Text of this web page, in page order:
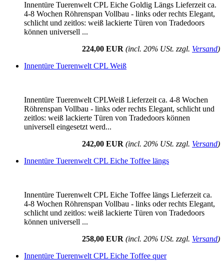
Innentüre Tuerenwelt CPL Eiche Goldig Längs Lieferzeit ca.
4-8 Wochen Röhrenspan Vollbau - links oder rechts Elegant,
schlicht und zeitlos: weiß lackierte Türen von Tradedoors
können universell ...
224,00 EUR (incl. 20% USt. zzgl. Versand)
Innentüre Tuerenwelt CPL Weiß
Innentüre Tuerenwelt CPLWeiß Lieferzeit ca. 4-8 Wochen
Röhrenspan Vollbau - links oder rechts Elegant, schlicht und
zeitlos: weiß lackierte Türen von Tradedoors können
universell eingesetzt werd...
242,00 EUR (incl. 20% USt. zzgl. Versand)
Innentüre Tuerenwelt CPL Eiche Toffee längs
Innentüre Tuerenwelt CPL Eiche Toffee längs Lieferzeit ca.
4-8 Wochen Röhrenspan Vollbau - links oder rechts Elegant,
schlicht und zeitlos: weiß lackierte Türen von Tradedoors
können universell ...
258,00 EUR (incl. 20% USt. zzgl. Versand)
Innentüre Tuerenwelt CPL Eiche Toffee quer